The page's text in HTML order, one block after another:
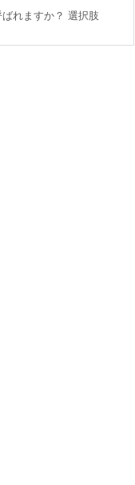
れますか？ 選択肢